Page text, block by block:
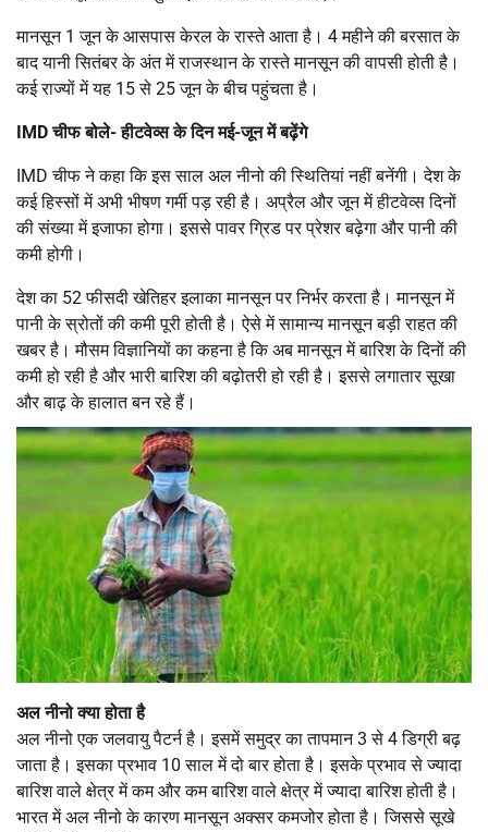
मानसून 1 जून के आसपास केरल के रास्ते आता है। 4 महीने की बरसात के
बाद यानी सितंबर के अंत में राजस्थान के रास्ते मानसून की वापसी होती है।
कई राज्यों में यह 15 से 25 जून के बीच पहुंचता है।
IMD चीफ बोले- हीटवेव्स के दिन मई-जून में बढ़ेंगे
IMD चीफ ने कहा कि इस साल अल नीनो की स्थितियां नहीं बनेंगी। देश के
कई हिस्सों में अभी भीषण गर्मी पड़ रही है। अप्रैल और जून में हीटवेव्स दिनों
की संख्या में इजाफा होगा। इससे पावर ग्रिड पर प्रेशर बढ़ेगा और पानी की
कमी होगी।
देश का 52 फीसदी खेतिहर इलाका मानसून पर निर्भर करता है। मानसून में
पानी के स्रोतों की कमी पूरी होती है। ऐसे में सामान्य मानसून बड़ी राहत की
खबर है। मौसम विज्ञानियों का कहना है कि अब मानसून में बारिश के दिनों की
कमी हो रही है और भारी बारिश की बढ़ोतरी हो रही है। इससे लगातार सूखा
और बाढ़ के हालात बन रहे हैं।
अल नीनो क्या होता है
अल नीनो एक जलवायु पैटर्न है। इसमें समुद्र का तापमान 3 से 4 डिग्री बढ़
जाता है। इसका प्रभाव 10 साल में दो बार होता है। इसके प्रभाव से ज्यादा
बारिश वाले क्षेत्र में कम और कम बारिश वाले क्षेत्र में ज्यादा बारिश होती है।
भारत में अल नीनो के कारण मानसून अक्सर कमजोर होता है। जिससे सूखे